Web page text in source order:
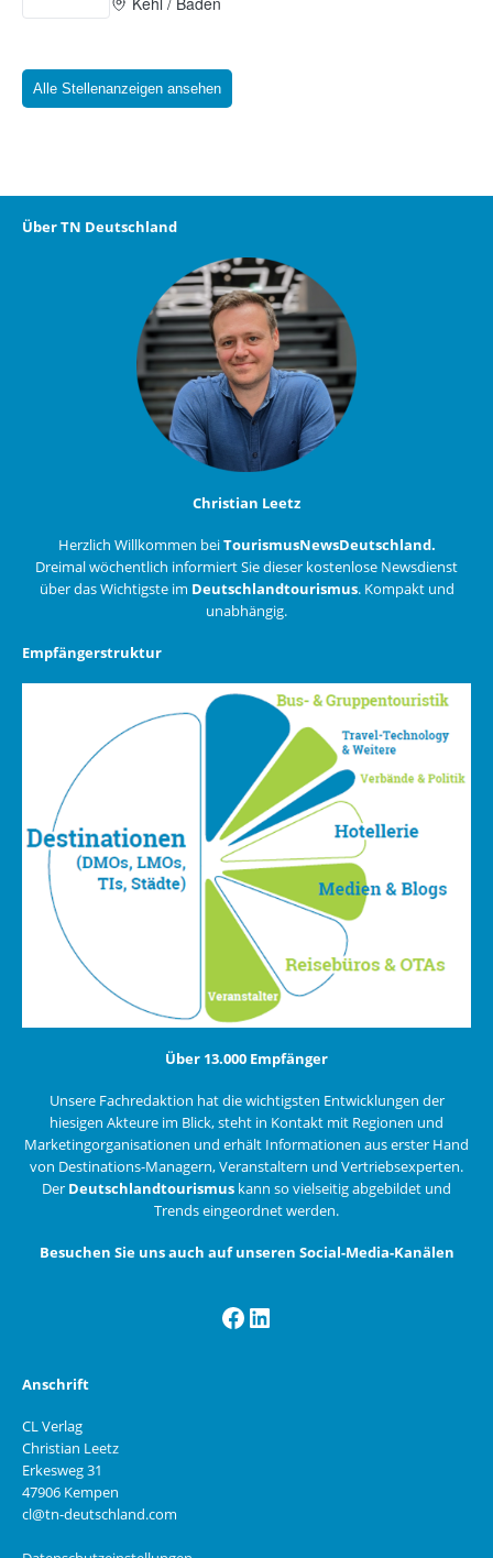
Alle Stellenanzeigen ansehen
Über TN Deutschland
Christian Leetz
Herzlich Willkommen beiTourismusNewsDeutschland.
Dreimal wöchentlich informiert Sie dieser kostenlose Newsdienst
über das Wichtigste im Deutschlandtourismus. Kompakt und
unabhängig.
Empfängerstruktur
Über 13.000 Empfänger
Unsere Fachredaktion hat die wichtigsten Entwicklungen der
hiesigen Akteure im Blick, steht in Kontakt mit Regionen und
Marketingorganisationen und erhält Informationen aus erster Hand
von Destinations-Managern, Veranstaltern und Vertriebsexperten.
Der Deutschlandtourismus kann so vielseitig abgebildet und
Trends eingeordnet werden.
Besuchen Sie uns auch auf unseren Social-Media-Kanälen
Facebook
LinkedIn
Anschrift
CL Verlag
Christian Leetz
Erkesweg 31
47906 Kempen
cl@tn-deutschland.com